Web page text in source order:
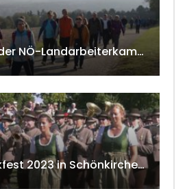
Wandertag der NÖ-Landarbeiterkammer in Hollabrunn 2024
Bezirksmusikfest 2023 in Schönkirchen-Reyersdorf